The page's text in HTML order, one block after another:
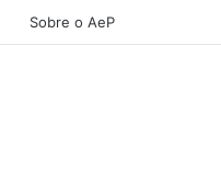
Sobre o AeP